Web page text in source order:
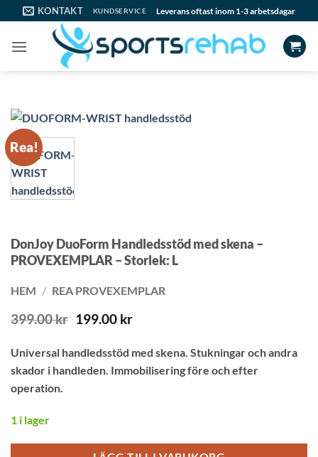
to
content
KONTAKT KUNDSERVICE Leverans oftast inom 1-3 arbetsdagar
Rea!
DonJoy DuoForm Handledsstöd med skena –
PROVEXEMPLAR – Storlek: L
HEM / REA PROVEXEMPLAR
399.00kr Det
var:
399.00 kr.
199.00 krDet
är:
199.00 kr.
Universal handledsstöd med skena. Stukningar och andra
skador i handleden. Immobilisering före och efter
operation.
1 i lager